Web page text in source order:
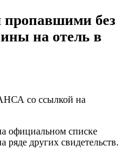
пропавшими без
на отель в
со ссылкой на
официальном списке
ряде других свидетельств.